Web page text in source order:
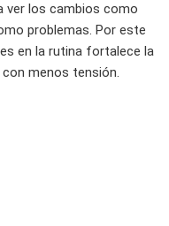
ver los cambios como
problemas. Por este
en la rutina fortalece la
menos tensión.